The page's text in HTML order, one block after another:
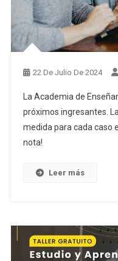
22 De Julio De 2024
La Academia de
próximos ingresantes.
medida para cada caso
nota!
Leer más